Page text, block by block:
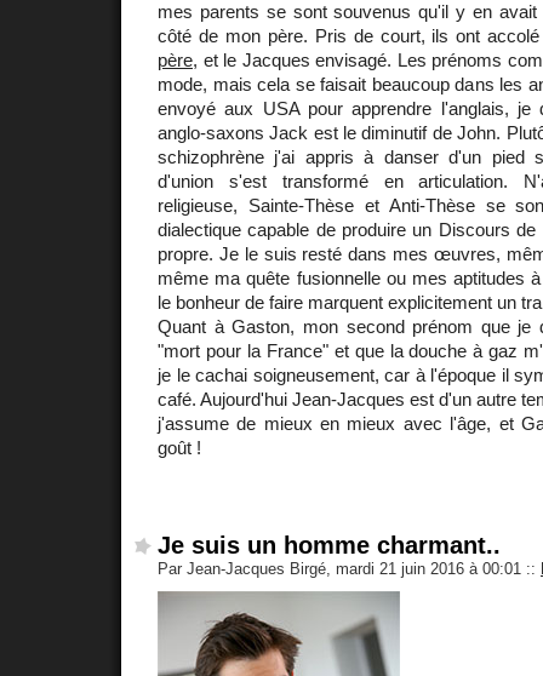
mes parents se sont souvenus qu'il y en avait
côté de mon père. Pris de court, ils ont
père, et le Jacques envisagé. Les prénoms
mode, mais cela se faisait beaucoup dans les
envoyé aux USA pour apprendre l'anglais, je
anglo-saxons Jack est le diminutif de John.
schizophrène j'ai appris à danser d'un pied
d'union s'est transformé en articulation.
religieuse, Sainte-Thèse et Anti-Thèse se
dialectique capable de produire un Discours
propre. Je le suis resté dans mes œuvres,
même ma quête fusionnelle ou mes aptitudes
le bonheur de faire marquent explicitement un
Quant à Gaston, mon second prénom que
"mort pour la France" et que la douche à gaz
je le cachai soigneusement, car à l'époque il
café. Aujourd'hui Jean-Jacques est d'un autre
j'assume de mieux en mieux avec l'âge, et
goût !
Je suis un homme charmant..
Par Jean-Jacques Birgé, mardi 21 juin 2016 à 00:01 ::